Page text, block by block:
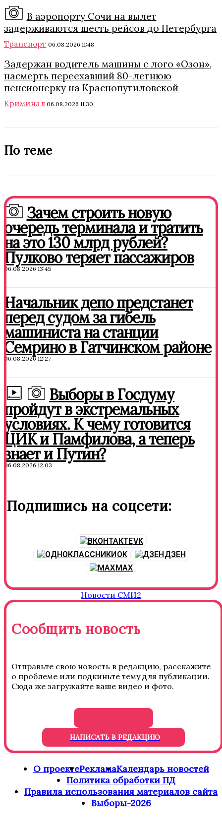
В аэропорту Сочи на вылет
задерживаются шесть рейсов до Петербурга
Транспорт 06.08.2026 11:48
Задержан водитель машины с лого «Озон»,
насмерть переехавший 80-летнюю
пенсионерку на Краснопутиловской
Криминал 06.08.2026 11:30
По теме
Зачем строить новую
очередь терминала и тратить
на это 130 млрд рублей?
Пулково теряет пассажиров
06.08.2026 13:45
Начальник депо предстанет
перед судом за гибель
машиниста на станции
Семрино в Гатчинском районе
06.08.2026 12:27
Выборы в Госдуму
пройдут в экстремальных
условиях. К чему готовится
ЦИК и Памфилова, а теперь
знает и Путин?
06.08.2026 12:03
Подпишись на соцсети:
VK
OK
ДЗЕН
MAX
Новости СМИ2
Сообщить новость
Отправьте свою новость в редакцию, расскажите
о проблеме или подкиньте тему для публикации.
Сюда же загружайте ваше видео и фото.
НАПИСАТЬ В РЕДАКЦИЮ
О проектеРекламаКалендарь новостей
Политика обработки ПД
Правила использования материалов сайта
Выборы-2026